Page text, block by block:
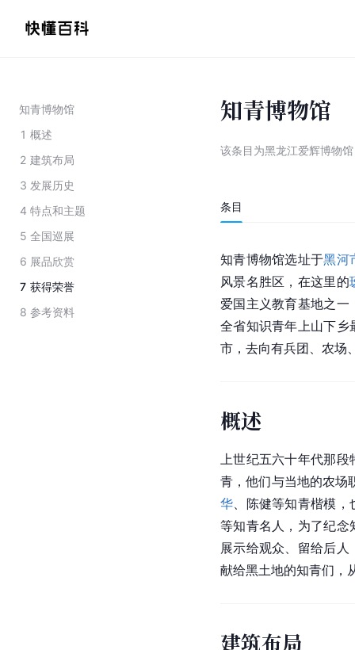
知青博物馆
1 概述
2 建筑布局
3 发展历史
4 特点和主题
5 全国巡展
6 展品欣赏
7 获得荣誉
8 参考资料
知青博物馆
该条目为黑龙江爱辉博物馆
条目
知青博物馆选址于黑河
风景名胜区，在这里的
爱国主义教育基地之一
全省知识青年上山下乡
市，去向有兵团、农场
概述
上世纪五六十年代那
青 ，他们与当地的农
华
陈健等知青楷模，
等知青名人，为了纪念
展示给观众、留给后人
献给黑土地的知青们，
建筑布局